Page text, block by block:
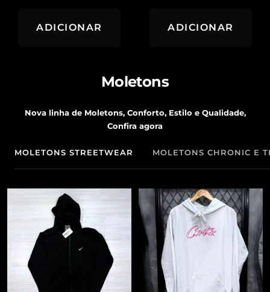
ADICIONAR ADICIONAR
Moletons
Nova linha de Moletons, Conforto, Estilo e Qualidade,
Confira agora
MOLETONS STREETWEAR MOLETONS CHRONIC E